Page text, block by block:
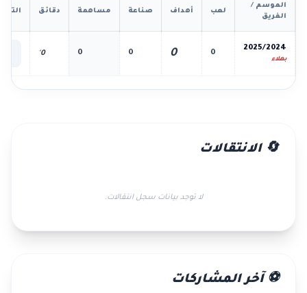
الموسم /
الفريق
لعب أهداف صناعة مساهمة دقائق
2025/2024
بهلاء
0
0
0
0
0'
🔄 الانتقالات
لا توجد بيانات سجل انتقالات.
⚽ آخر المشاركات